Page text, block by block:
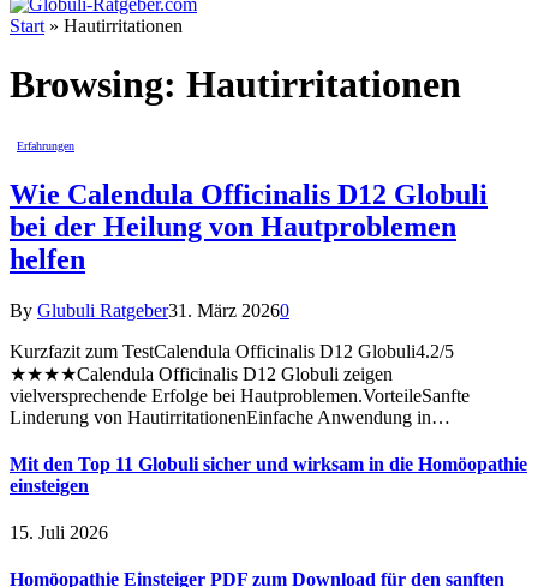
Start » Hautirritationen
Browsing: Hautirritationen
Erfahrungen
Wie Calendula Officinalis D12 Globuli
bei der Heilung von Hautproblemen
helfen
By Glubuli Ratgeber31. März 20260
Kurzfazit zum TestCalendula Officinalis D12 Globuli4.2/5
★★★★Calendula Officinalis D12 Globuli zeigen
vielversprechende Erfolge bei Hautproblemen.VorteileSanfte
Linderung von HautirritationenEinfache Anwendung in…
Mit den Top 11 Globuli sicher und wirksam in die Homöopathie
einsteigen
15. Juli 2026
Homöopathie Einsteiger PDF zum Download für den sanften